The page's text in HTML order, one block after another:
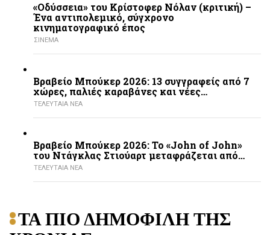
«Οδύσσεια» του Κρίστοφερ Νόλαν (κριτική) –
Ένα αντιπολεμικό, σύγχρονο
κινηματογραφικό έπος
ΣΙΝΕΜΑ
Βραβείο Μπούκερ 2026: 13 συγγραφείς από 7
χώρες, παλιές καραβάνες και νέες…
ΤΕΛΕΥΤΑΙΑ ΝΕΑ
Βραβείο Μπούκερ 2026: Το «John of John»
του Ντάγκλας Στιούαρτ μεταφράζεται από…
ΤΕΛΕΥΤΑΙΑ ΝΕΑ
ΤΑ ΠΙΟ ΔΗΜΟΦΙΛΗ ΤΗΣ